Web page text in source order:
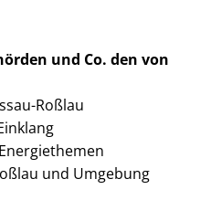
und Co. den von
Roßlau
und Umgebung